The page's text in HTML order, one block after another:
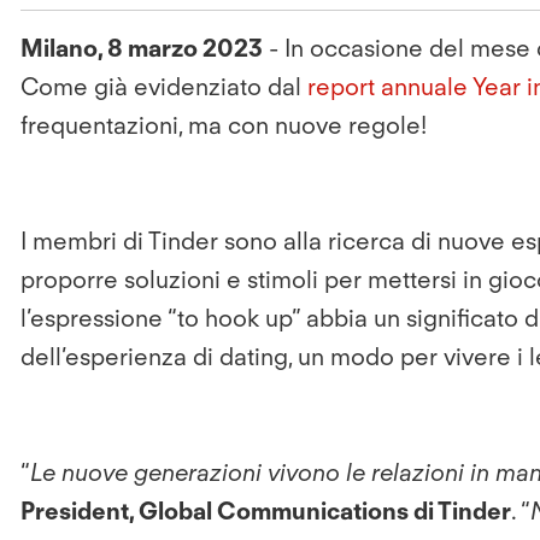
Milano, 8 marzo 2023 - In occasione del mese
Come già evidenziato dal report annuale Year
frequentazioni, ma con nuove regole!
I membri di Tinder sono alla ricerca di nuove
proporre soluzioni e stimoli per mettersi in
l’espressione “to hook up” abbia un significato
dell’esperienza di dating, un modo per vivere
“Le nuove generazioni vivono le relazioni in
President, Global Communications di Tinder. “